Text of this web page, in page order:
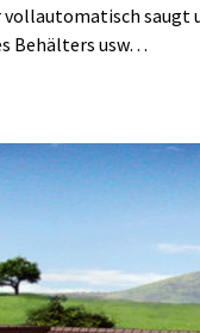
vollautomatisch
Behälters usw…